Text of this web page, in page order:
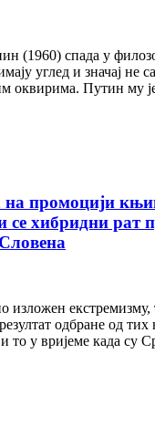
(1960) спада у
углед и значај не
оквирима. Путин му
на промоцији
се хибридни рат
изложен екстремизму,
одбране од тих
то у вријеме када су